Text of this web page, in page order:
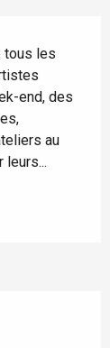
tous les
end, des
au